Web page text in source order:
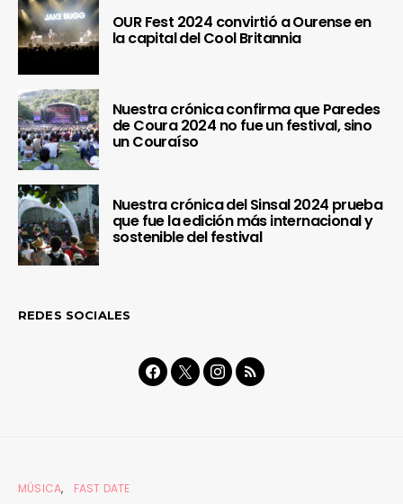
OUR Fest 2024 convirtió a Ourense en
la capital del Cool Britannia
Nuestra crónica confirma que Paredes
de Coura 2024 no fue un festival, sino
un Couraíso
Nuestra crónica del Sinsal 2024 prueba
que fue la edición más internacional y
sostenible del festival
REDES SOCIALES
MÚSICA FAST DATE